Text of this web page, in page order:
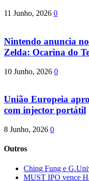
11 Junho, 2026 0
Nintendo anuncia
Zelda: Ocarina do
10 Junho, 2026 0
União Europeia
com injector portátil
8 Junho, 2026 0
Outros
Ching Fung e
MUST IPO vence